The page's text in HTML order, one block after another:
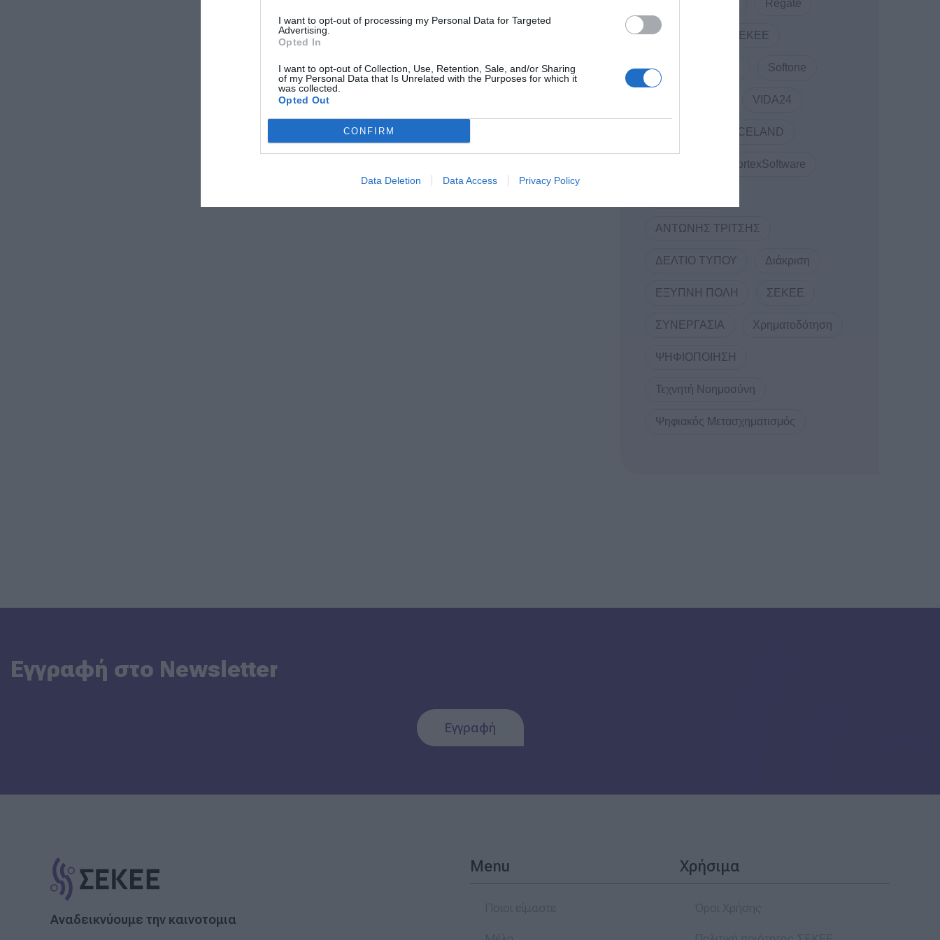
I want to opt-out of processing my Personal Data for Targeted
Advertising.
Opted In
I want to opt-out of Collection, Use, Retention, Sale, and/or Sharing
of my Personal Data that Is Unrelated with the Purposes for which it
was collected.
Opted Out
CONFIRM
Data Deletion Data Access Privacy Policy
Regate
REVIVAL SEKEE
SMARTUP WEB Softone
VIDA24
VOICELAND
VortexSoftware
ΑΝΤΩΝΗΣ ΤΡΙΤΣΗΣ
ΔΕΛΤΙΟ ΤΥΠΟΥ Διάκριση
ΕΞΥΠΝΗ ΠΟΛΗ ΣΕΚΕΕ
ΣΥΝΕΡΓΑΣΙΑ Χρηματοδότηση
ΨΗΦΙΟΠΟΙΗΣΗ
Τεχνητή Νοημοσύνη
Ψηφιακός Μετασχηματισμός
Εγγραφή στο Newsletter
Εγγραφή
Αναδεικνύουμε την καινοτομια
Menu Χρήσιμα